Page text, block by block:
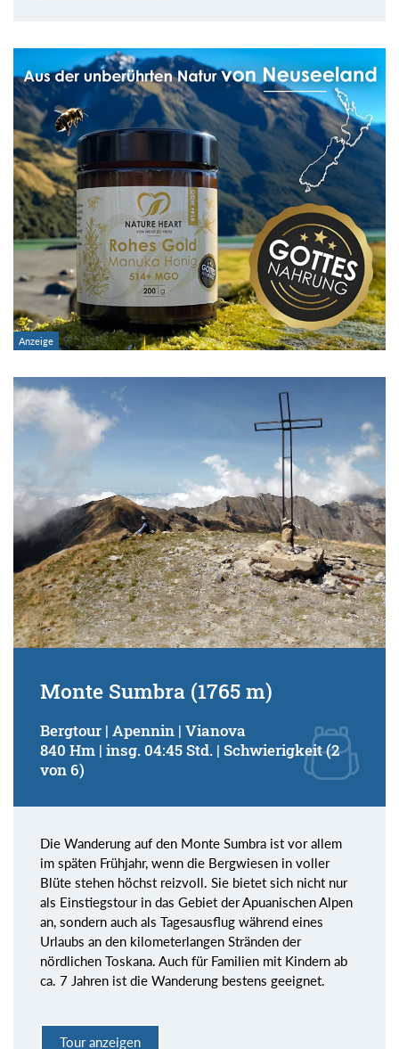
Monte Sumbra (1765 m)
Bergtour | Apennin | Vianova
840 Hm | insg. 04:45 Std. | Schwierigkeit (2
von 6)
Die Wanderung auf den Monte Sumbra ist vor allem
im späten Frühjahr, wenn die Bergwiesen in voller
Blüte stehen höchst reizvoll. Sie bietet sich nicht nur
als Einstiegstour in das Gebiet der Apuanischen Alpen
an, sondern auch als Tagesausflug während eines
Urlaubs an den kilometerlangen Stränden der
nördlichen Toskana. Auch für Familien mit Kindern ab
ca. 7 Jahren ist die Wanderung bestens geeignet.
Tour anzeigen